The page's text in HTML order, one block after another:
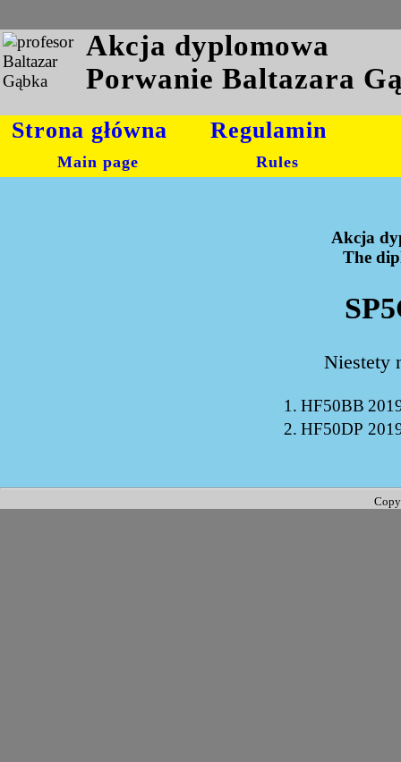
Akcja dyplomowa
Porwanie Baltazara
Strona główna
Main page
Regulamin
Rules
Akcja
The
Niestety
1. HF50BB
2. HF50DP